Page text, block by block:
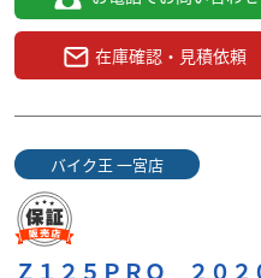
在庫確認・見積依頼
バイク王 一宮店
Ｚ１２５ＰＲＯ ２０